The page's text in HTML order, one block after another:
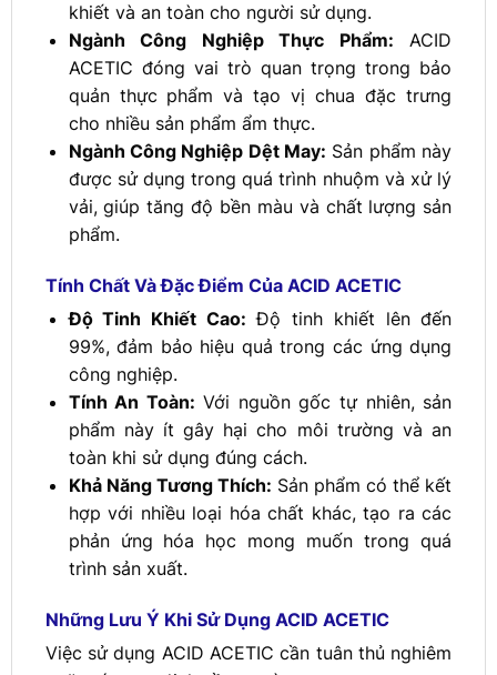
khiết và an toàn cho người sử dụng.
Ngành Công Nghiệp Thực Phẩm: ACID
ACETIC đóng vai trò quan trọng trong bảo
quản thực phẩm và tạo vị chua đặc trưng
cho nhiều sản phẩm ẩm thực.
Ngành Công Nghiệp Dệt May: Sản phẩm này
được sử dụng trong quá trình nhuộm và xử lý
vải, giúp tăng độ bền màu và chất lượng sản
phẩm.
Tính Chất Và Đặc Điểm Của ACID ACETIC
Độ Tinh Khiết Cao: Độ tinh khiết lên đến
99%, đảm bảo hiệu quả trong các ứng dụng
công nghiệp.
Tính An Toàn: Với nguồn gốc tự nhiên, sản
phẩm này ít gây hại cho môi trường và an
toàn khi sử dụng đúng cách.
Khả Năng Tương Thích: Sản phẩm có thể kết
hợp với nhiều loại hóa chất khác, tạo ra các
phản ứng hóa học mong muốn trong quá
trình sản xuất.
Những Lưu Ý Khi Sử Dụng ACID ACETIC
Việc sử dụng ACID ACETIC cần tuân thủ nghiêm